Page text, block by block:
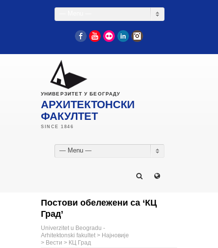
FacebookYouTube
Flickr LinkedIn
УНИВЕРЗИТЕТ У БЕОГРАДУ
АРХИТЕКТОНСКИ
ФАКУЛТЕТ
— Menu —
Постови обележени са ‘КЦ
Град’
Univerzitet u Beogradu -
Arhitektonski fakultet > Најновије
> Вести > КЦ Град